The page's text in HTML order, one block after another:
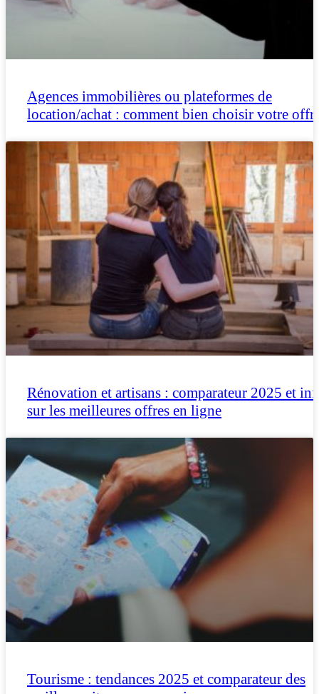
Agences immobilières ou plateformes de
location/achat : comment bien choisir votre
Rénovation et artisans : comparateur 2025 et
sur les meilleures offres en ligne
Tourisme : tendances 2025 et comparateur des